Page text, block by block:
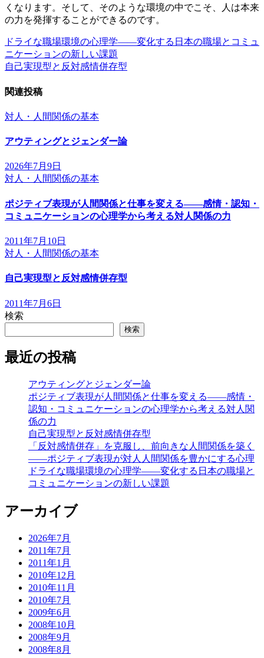
くなります。そして、そのような環境の中でこそ、人は本来
の力を発揮することができるのです。
投
稿
ナ
ビ
ゲ
ー
ョ
ン
ドライな職場環境の心理学――変化する日本の職場とコミュ
ニケーションの新しい課題
自己実現型と反対感情併存型
関連投稿
対人・人間関係の基本
アウティングとジェンダー論
2026年7月9日
対人・人間関係の基本
ポジティブ表現が人間関係と仕事を変える――感情・認知・
コミュニケーションの心理学から考える対人関係の力
2011年7月10日
対人・人間関係の基本
自己実現型と反対感情併存型
2011年7月6日
検索
検索
最近の投稿
アウティングとジェンダー論
ポジティブ表現が人間関係と仕事を変える――感情・
認知・コミュニケーションの心理学から考える対人関
係の力
自己実現型と反対感情併存型
「反対感情併存」を克服し、前向きな人間関係を築く
――ポジティブ表現が対人人間関係を豊かにする心理
ドライな職場環境の心理学――変化する日本の職場と
コミュニケーションの新しい課題
アーカイブ
2026年7月
2011年7月
2011年1月
2010年12月
2010年11月
2010年7月
2009年6月
2008年10月
2008年9月
2008年8月